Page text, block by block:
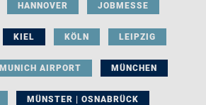
HANNOVER JOBMESSE
KIEL KÖLN LEIPZIG
MUNICH AIRPORT MÜNCHEN
MÜNSTER | OSNABRÜCK